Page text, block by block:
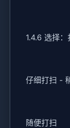
1.4.6 选择
仔细打扫 -
随便打扫